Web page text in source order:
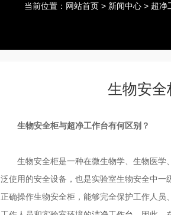
当前位置： 网站首页 > 新闻中心 > 超净
生物安全
生物安全柜与超净工作台有何区别？
生物安全柜是一种在微生物学、生物医
泛使用的安全设备，也是实验室生物安全中
正确操作生物安全柜，能够完全保护工作人